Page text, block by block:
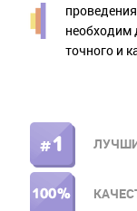
необходим
точного и
ПРАВОЕ
МЕНЮ